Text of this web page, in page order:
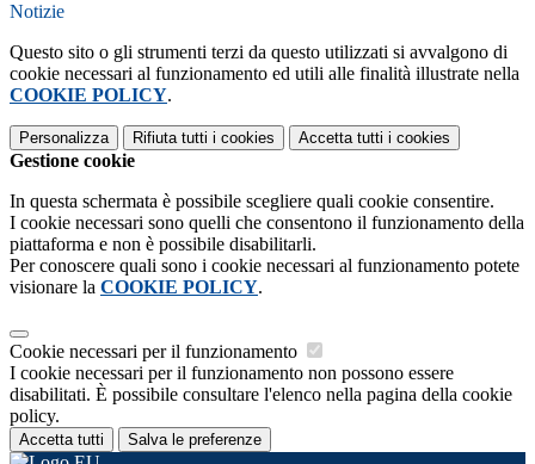
Notizie
Questo sito o gli strumenti terzi da questo utilizzati si avvalgono di
cookie necessari al funzionamento ed utili alle finalità illustrate nella
COOKIE POLICY.
Personalizza Rifiuta tutti i cookies Accetta tutti i cookies
Gestione cookie
In questa schermata è possibile scegliere quali cookie consentire.
I cookie necessari sono quelli che consentono il funzionamento della
piattaforma e non è possibile disabilitarli.
Per conoscere quali sono i cookie necessari al funzionamento potete
visionare la COOKIE POLICY.
Cookie necessari per il funzionamento
I cookie necessari per il funzionamento non possono essere
disabilitati. È possibile consultare l'elenco nella pagina della cookie
policy.
Accetta tutti Salva le preferenze